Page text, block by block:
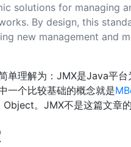
solutions for managing
By design, this
new management and
单理解为：JMX是Java平
一个比较基础的概念就是
。JMX不是这篇文章